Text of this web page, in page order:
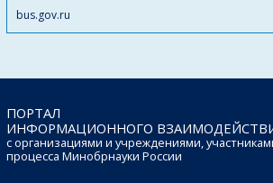
bus.gov.ru
ПОРТАЛ
ИНФОРМАЦИОННОГО
с организациями и учреждениями,
процесса Минобрнауки России